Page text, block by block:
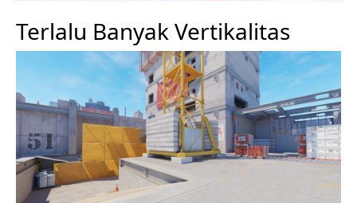
Terlalu Banyak Vertikalitas